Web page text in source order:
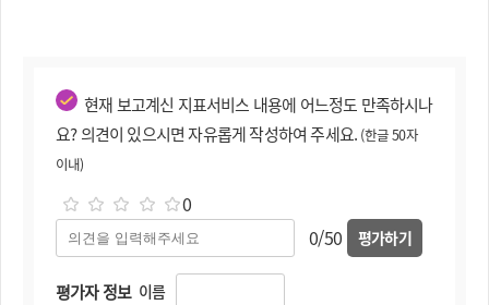
현재 보고계신 지표서비스 내용에 어느정도 만족하시나
요? 의견이 있으시면 자유롭게 작성하여 주세요. (한글 50자
이내)
0
0/50
평가하기
평가자 정보이름